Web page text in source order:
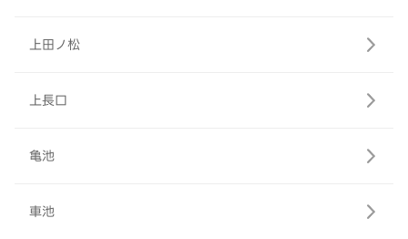
上田ノ松
上長口
亀池
車池